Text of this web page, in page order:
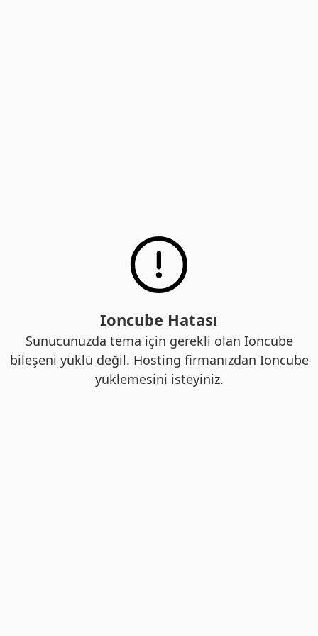
Ioncube Hatası
Sunucunuzda tema için gerekli olan Ioncube
bileşeni yüklü değil. Hosting firmanızdan Ioncube
yüklemesini isteyiniz.